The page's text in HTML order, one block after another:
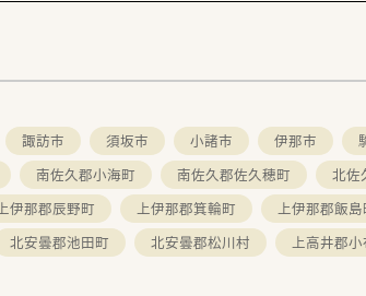
諏訪市 須坂市 小諸市 伊那市
南佐久郡小海町 南佐久郡佐久穂町 北佐
上伊那郡辰野町 上伊那郡箕輪町 上伊那郡飯島
北安曇郡池田町 北安曇郡松川村 上高井郡